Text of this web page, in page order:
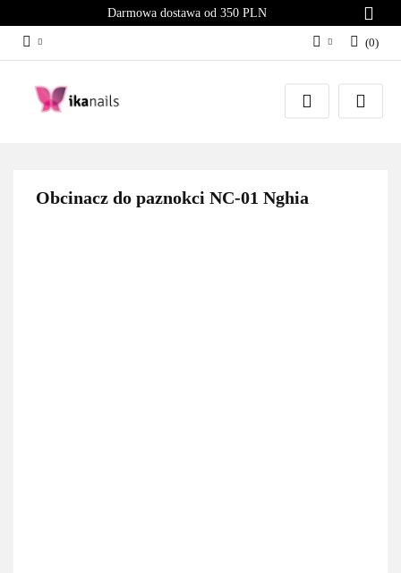
Darmowa dostawa od 350 PLN
Zaloguj się
Załóż konto
(0)
Obcinacz do paznokci NC-01 Nghia